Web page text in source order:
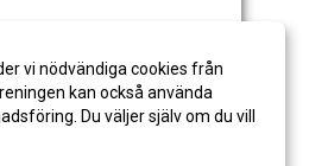
vi nödvändiga cookies från
kan också använda
Du väljer själv om du vill